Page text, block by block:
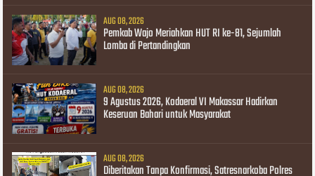
AUG 08, 2026
Pemkab Wajo Meriahkan HUT RI ke-81, Sejumlah
Lomba di Pertandingkan
AUG 08, 2026
9 Agustus 2026, Kodaeral VI Makassar Hadirkan
Keseruan Bahari untuk Masyarakat
AUG 08, 2026
Diberitakan Tanpa Konfirmasi, Satresnarkoba Polres